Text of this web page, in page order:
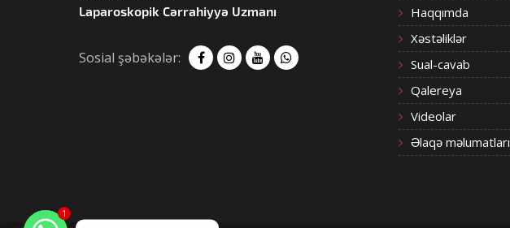
Laparoskopik Cərrahiyyə Uzmanı
Sosial şəbəkələr:
Haqqımda
Xəstəliklər
Sual-cavab
Qalereya
Videolar
Əlaqə məlumatları
1